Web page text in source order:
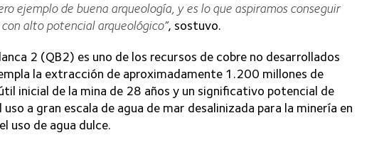
ejemplo de buena arqueología, y es lo que aspiramos conseguir
alto potencial arqueológico”, sostuvo.
2 (QB2) es uno de los recursos de cobre no desarrollados
la extracción de aproximadamente 1.200 millones de
inicial de la mina de 28 años y un significativo potencial de
a gran escala de agua de mar desalinizada para la minería en
uso de agua dulce.